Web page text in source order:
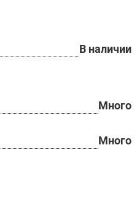
В наличии
Много
Много